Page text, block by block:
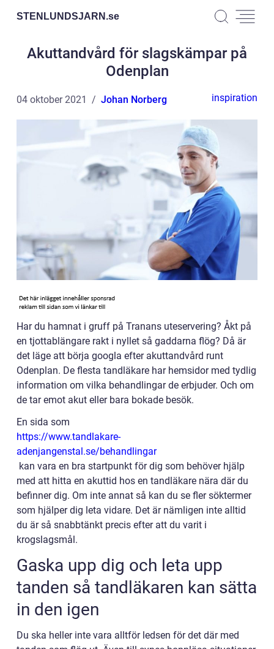
STENLUNDSJARN.se
Akuttandvård för slagskämpar på
Odenplan
04 oktober 2021 Johan Norberg inspiration
Har du hamnat i gruff på Tranans uteservering? Åkt på
en tjottablängare rakt i nyllet så gaddarna flög? Då är
det läge att börja googla efter akuttandvård runt
Odenplan. De flesta tandläkare har hemsidor med tydlig
information om vilka behandlingar de erbjuder. Och om
de tar emot akut eller bara bokade besök.
En sida som
https://www.tandlakare-
adenjangenstal.se/behandlingar
kan vara en bra startpunkt för dig som behöver hjälp
med att hitta en akuttid hos en tandläkare nära där du
befinner dig. Om inte annat så kan du se fler söktermer
som hjälper dig leta vidare. Det är nämligen inte alltid
du är så snabbtänkt precis efter att du varit i
krogslagsmål.
Gaska upp dig och leta upp
tanden så tandläkaren kan sätta
in den igen
Du ska heller inte vara alltför ledsen för det där med